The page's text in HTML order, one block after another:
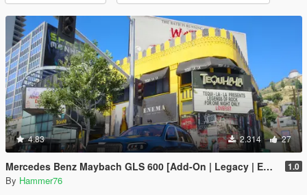
4.83 2.314 27
Mercedes Benz Maybach GLS 600 [Add-On | Legacy | Enhanced] 1.0
By Hammer76